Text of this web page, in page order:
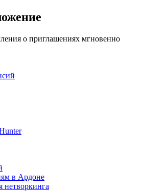
о приглашениях мгновенно
в Ардоне
нетворкинга